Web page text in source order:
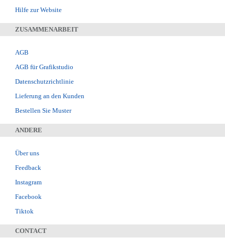
Hilfe zur Website
ZUSAMMENARBEIT
AGB
AGB für Grafikstudio
Datenschutzrichtlinie
Lieferung an den Kunden
Bestellen Sie Muster
ANDERE
Über uns
Feedback
Instagram
Facebook
Tiktok
CONTACT